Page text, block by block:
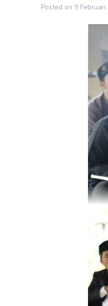
Posted on 9 Februari